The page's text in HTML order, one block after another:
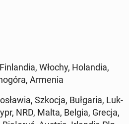
Włochy, Ho­lan­dia,
Armenia
Szkocja, Buł­ga­ria, Luk­
NRD, Malta, Belgia, Grecja,